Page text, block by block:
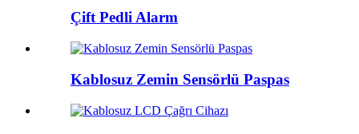
Çift Pedli Alarm
Kablosuz Zemin Sensörlü Paspas